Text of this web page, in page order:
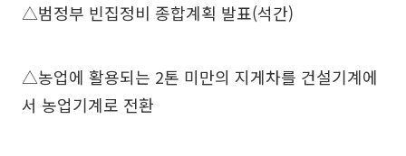
△범정부 빈집정비 종합계획 발표(석간)
△농업에 활용되는 2톤 미만의 지게차를 건설기계에
서 농업기계로 전환